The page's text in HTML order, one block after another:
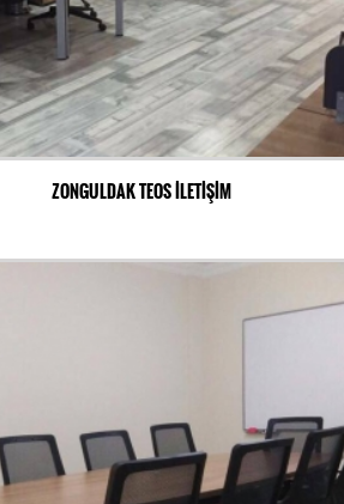
ZONGULDAK TEOS İLETİŞİM